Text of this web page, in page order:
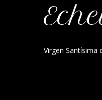
Virgen Santísima